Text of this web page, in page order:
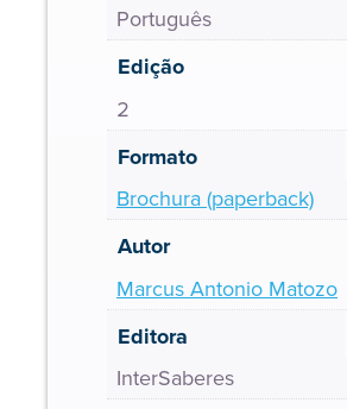
Português
Edição
2
Formato
Brochura (paperback)
Autor
Marcus Antonio Matozo
Editora
InterSaberes